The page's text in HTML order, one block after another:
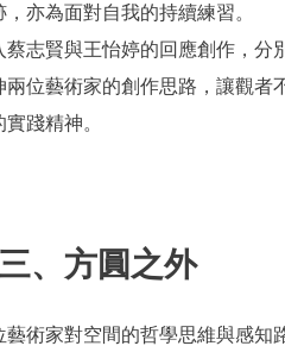
，亦為面對自我的持續練習。
蔡志賢與王怡婷的回應創作，分
兩位藝術家的創作思路，讓觀者
踐精神。
、方圓之外
藝術家對空間的哲學思維與感知